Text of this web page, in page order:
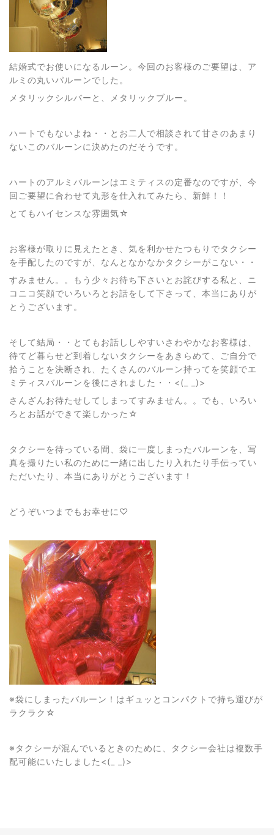
結婚式でお使いになるルーン。今回のお客様のご要望は、ア
ルミの丸いパルーンでした。
メタリックシルバーと、メタリックブルー。
ハートでもないよね・・とお二人で相談されて甘さのあまり
ないこのバルーンに決めたのだそうです。
ハートのアルミバルーンはエミティスの定番なのですが、今
回ご要望に合わせて丸形を仕入れてみたら、新鮮！！
とてもハイセンスな雰囲気☆
お客様が取りに見えたとき、気を利かせたつもりでタクシー
を手配したのですが、なんとなかなかタクシーがこない・・
すみません。。もう少々お待ち下さいとお詫びする私と、ニ
コニコ笑顔でいろいろとお話をして下さって、本当にありが
とうございます。
そして結局・・とてもお話ししやすいさわやかなお客様は、
待てど暮らせど到着しないタクシーをあきらめて、ご自分で
拾うことを決断され、たくさんのバルーン持ってを笑顔でエ
ミティスバルーンを後にされました・・<(_ _)>
さんざんお待たせしてしまってすみません。。でも、いろい
ろとお話ができて楽しかった☆
タクシーを待っている間、袋に一度しまったバルーンを、写
真を撮りたい私のために一緒に出したり入れたり手伝ってい
ただいたり、本当にありがとうございます！
どうぞいつまでもお幸せに♡
※袋にしまったバルーン！はギュッとコンパクトで持ち運びが
ラクラク☆
※タクシーが混んでいるときのために、タクシー会社は複数手
配可能にいたしました<(_ _)>